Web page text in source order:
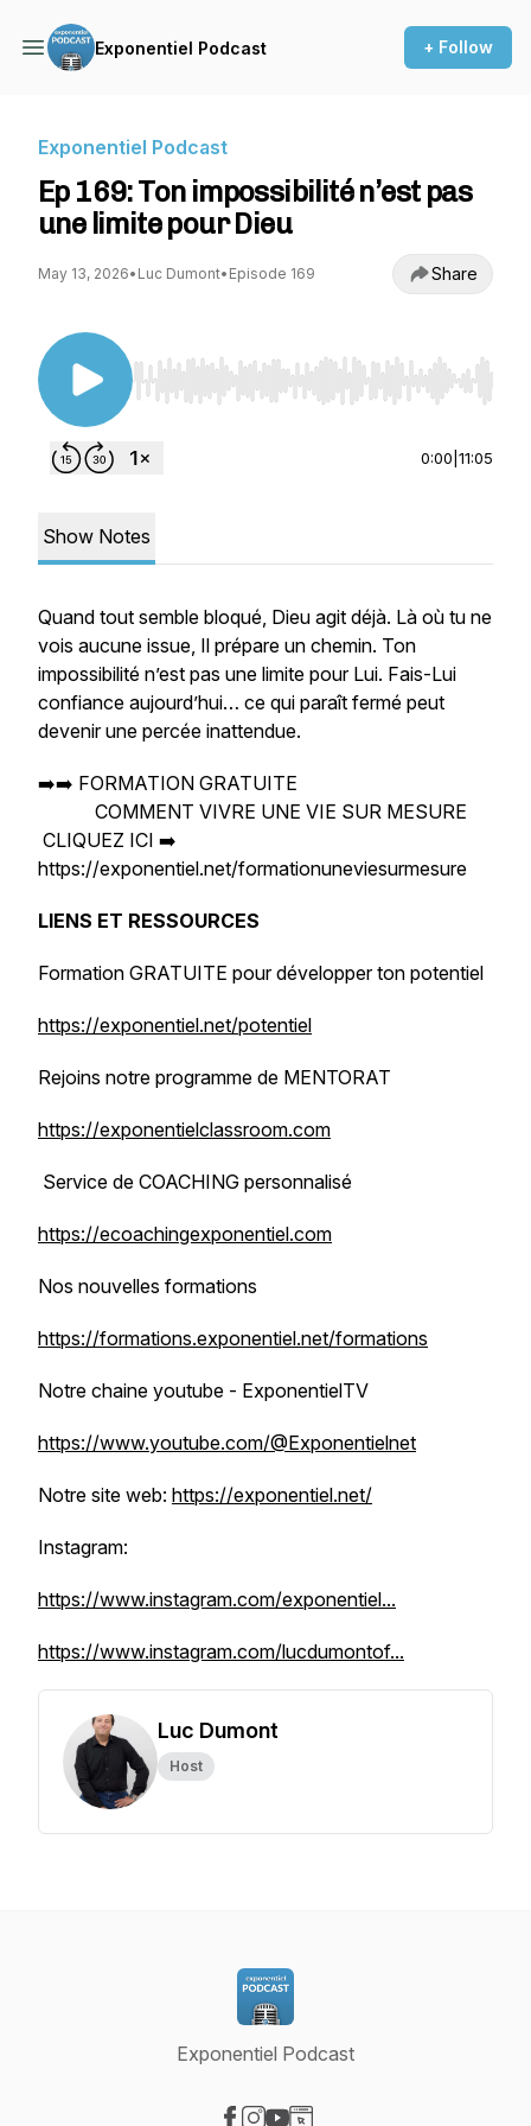
Exponentiel Podcast + Follow
Exponentiel Podcast
Ep 169: Ton impossibilité n’est pas
une limite pour Dieu
May 13, 2026• Luc Dumont• Episode 169 Share
Use Left/Right to seek, Home/End to jump to
0:00 11:05
Show Notes
Quand tout semble bloqué, Dieu agit déjà. Là où tu ne
vois aucune issue, Il prépare un chemin. Ton
impossibilité n’est pas une limite pour Lui. Fais-Lui
confiance aujourd’hui… ce qui paraît fermé peut
devenir une percée inattendue.
➡️➡️ FORMATION GRATUITE
COMMENT VIVRE UNE VIE SUR MESURE
CLIQUEZ ICI ➡️
https://exponentiel.net/formationuneviesurmesure
LIENS ET RESSOURCES
Formation GRATUITE pour développer ton potentiel
https://exponentiel.net/potentiel
Rejoins notre programme de MENTORAT
https://exponentielclassroom.com
Service de COACHING personnalisé
https://ecoachingexponentiel.com
Nos nouvelles formations
https://formations.exponentiel.net/formations
Notre chaine youtube - ExponentielTV
https://www.youtube.com/@Exponentielnet
Notre site web: https://exponentiel.net/
Instagram:
https://www.instagram.com/exponentiel...
https://www.instagram.com/lucdumontof...
Luc Dumont
Host
Exponentiel Podcast